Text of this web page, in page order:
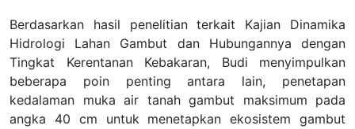
Berdasarkan hasil penelitian terkait Kajian Dinamika
Hidrologi Lahan Gambut dan Hubungannya dengan
Tingkat Kerentanan Kebakaran, Budi menyimpulkan
beberapa poin penting antara lain, penetapan
kedalaman muka air tanah gambut maksimum pada
angka 40 cm untuk menetapkan ekosistem gambut